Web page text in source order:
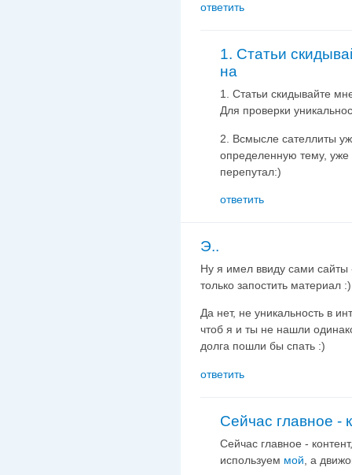
ответить
1. Статьи
на
1. Статьи скидывайте
Для проверки
2. Всмысле сателлиты
определенную тему, уже
перепутал:)
ответить
Э..
Ну я имел ввиду сами сайты
только запостить материал :)
Да нет, не уникальность в
чтоб я и ты не нашли
долга пошли бы спать :)
ответить
Сейчас главное -
Сейчас главное -
используем мой , а